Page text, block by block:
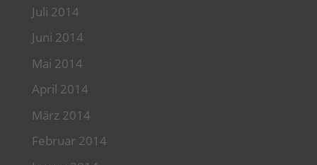
Juli 2014
Juni 2014
Mai 2014
April 2014
März 2014
Februar 2014